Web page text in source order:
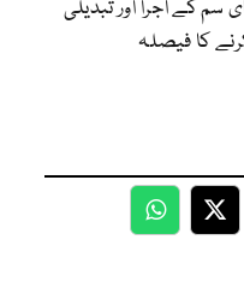
سم کے اجرا اور تبدیلی
کا فیصلہ